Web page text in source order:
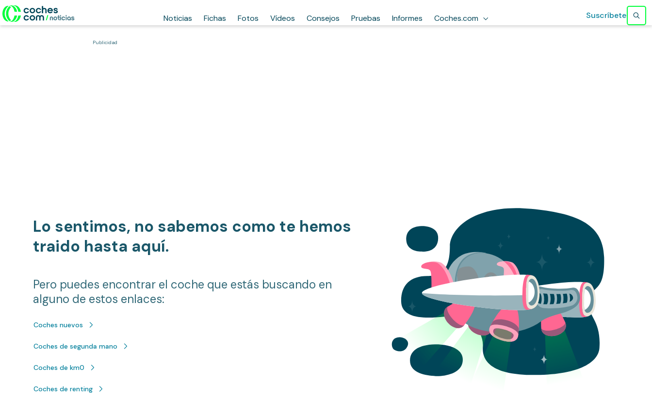
Noticias Fichas Fotos Vídeos Consejos Pruebas Informes Coches.com Suscríbete
Publicidad
Lo sentimos, no sabemos como te hemos
traido hasta aquí.
Pero puedes encontrar el coche que estás buscando en
alguno de estos enlaces:
Coches nuevos
Coches de segunda mano
Coches de km0
Coches de renting